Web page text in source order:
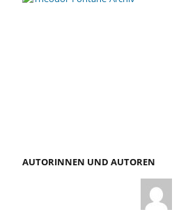
AUTORINNEN UND AUTOREN